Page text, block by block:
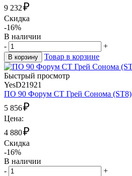
9 232₽
Скидка
-16%
В наличии
-
+
В корзину Товар в корзине
Быстрый просмотр
YesD21921
ПО 90 Форум СТ Грей Сонома (ST8)
5 856₽
Цена:
4 880₽
Скидка
-16%
В наличии
-
+